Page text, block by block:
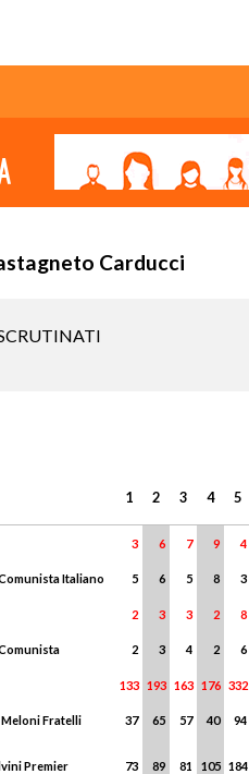
Carducci
1 2 3 4 5
3 6 7 9 4
Italiano 5 6 5 8 3
2 3 3 2 8
2 3 4 2 6
133 193 163 176 332
Fratelli
37 65 57 40 94
Premier 73 89 81 105 184